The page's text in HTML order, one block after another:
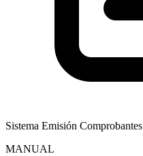
Sistema Emisión Comprobantes
MANUAL